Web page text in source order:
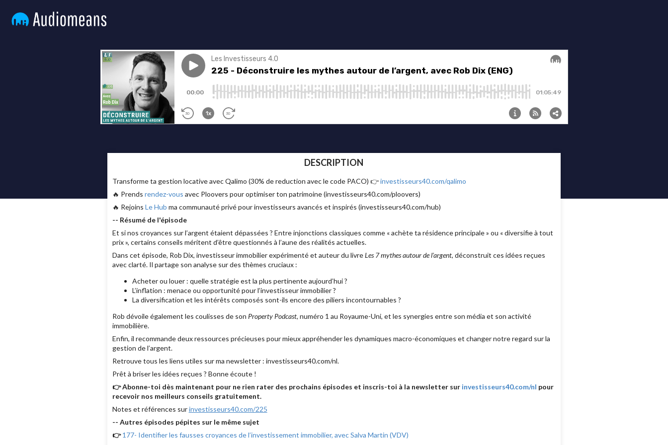
DESCRIPTION
Transforme ta gestion locative avec Qalimo (30% de reduction avec le code PACO) 👉investisseurs40.com/qalimo
🔥 Prends rendez-vous avec Ploovers pour optimiser ton patrimoine (investisseurs40.com/ploovers)
🔥 Rejoins Le Hub ma communauté privé pour investisseurs avancés et inspirés (investisseurs40.com/hub)
-- Résumé de l'épisode
Et si nos croyances sur l’argent étaient dépassées ? Entre injonctions classiques comme « achète ta résidence principale » ou « diversifie à tout
prix », certains conseils méritent d’être questionnés à l’aune des réalités actuelles.
Dans cet épisode, Rob Dix, investisseur immobilier expérimenté et auteur du livreLes 7 mythes autour de l’argent, déconstruit ces idées reçues
avec clarté. Il partage son analyse sur des thèmes cruciaux :
Acheter ou louer : quelle stratégie est la plus pertinente aujourd’hui ?
L’inflation : menace ou opportunité pour l’investisseur immobilier ?
La diversification et les intérêts composés sont-ils encore des piliers incontournables ?
Rob dévoile également les coulisses de son Property Podcast, numéro 1 au Royaume-Uni, et les synergies entre son média et son activité
immobilière.
Enfin, il recommande deux ressources précieuses pour mieux appréhender les dynamiques macro-économiques et changer notre regard sur la
gestion de l’argent.
Retrouve tous les liens utiles sur ma newsletter : investisseurs40.com/nl.
Prêt à briser les idées reçues ? Bonne écoute !
👉 Abonne-toi dès maintenant pour ne rien rater des prochains épisodes et inscris-toi à la newsletter sur investisseurs40.com/nl pour
recevoir nos meilleurs conseils gratuitement.
Notes et références surinvestisseurs40.com/225
-- Autres épisodes pépites sur le même sujet
👉177- Identifier les fausses croyances de l’investissement immobilier, avec Salva Martin (VDV)